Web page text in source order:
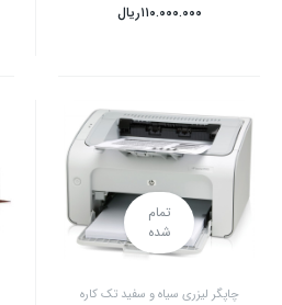
ریال۱۱۰.۰۰۰.۰۰۰
تمام
شده
چاپگر لیزری سیاه و سفید تک کاره